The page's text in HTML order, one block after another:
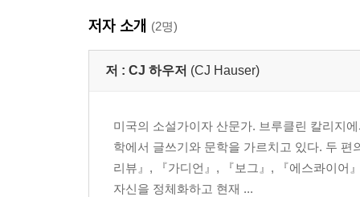
저자 소개 (2명)
저 : CJ 하우저 (CJ Hauser)
미국의 소설가이자 산문가. 브루클린 칼리지
학에서 글쓰기와 문학을 가르치고 있다. 두
리뷰』, 『가디언』, 『보그』, 『에스콰이어
자신을 정체화하고 현재 ...